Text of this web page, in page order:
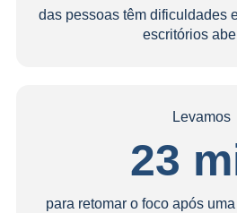
das pessoas têm dificuldades
escritórios
Levamos
23
para retomar o foco após